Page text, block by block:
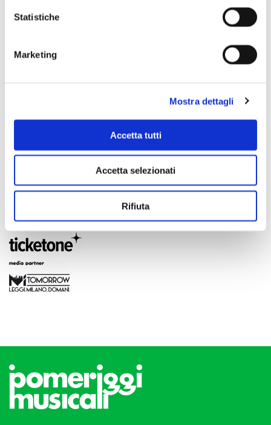
Statistiche
Marketing
Mostra dettagli
Accetta tutti
Accetta selezionati
Rifiuta